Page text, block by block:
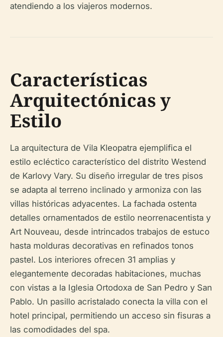
atendiendo a los viajeros modernos.
Características
Arquitectónicas y
Estilo
La arquitectura de Vila Kleopatra ejemplifica el
estilo ecléctico característico del distrito Westend
de Karlovy Vary. Su diseño irregular de tres pisos
se adapta al terreno inclinado y armoniza con las
villas históricas adyacentes. La fachada ostenta
detalles ornamentados de estilo neorrenacentista y
Art Nouveau, desde intrincados trabajos de estuco
hasta molduras decorativas en refinados tonos
pastel. Los interiores ofrecen 31 amplias y
elegantemente decoradas habitaciones, muchas
con vistas a la Iglesia Ortodoxa de San Pedro y San
Pablo. Un pasillo acristalado conecta la villa con el
hotel principal, permitiendo un acceso sin fisuras a
las comodidades del spa.